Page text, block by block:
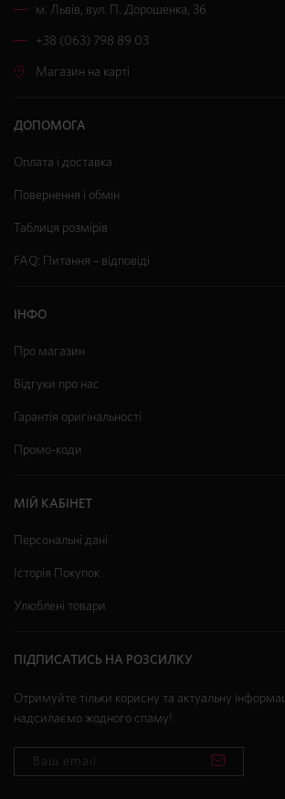
м. Львів, вул. П. Дорошенка, 36
+38 (063) 798 89 03
Магазин на карті
ДОПОМОГА
Оплата і доставка
Повернення і обмін
Таблиця розмірів
FAQ: Питання – відповіді
ІНФО
Про магазин
Відгуки про нас
Гарантія оригінальності
Промо-коди
МІЙ КАБІНЕТ
Персональні дані
Історія Покупок
Улюблені товари
ПІДПИСАТИСЬ НА РОЗСИЛКУ
Отримуйте тільки корисну та актуальну
надсилаємо жодного спаму!